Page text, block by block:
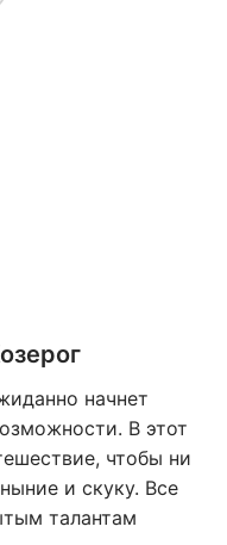
начнет
В этот
чтобы ни
и скуку. Все
талантам